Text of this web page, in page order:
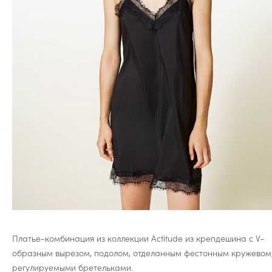
Платье-комбинация из коллекции Actitude из крепдешина с V-
образным вырезом, подолом, отделанным фестонным
регулируемыми бретельками.